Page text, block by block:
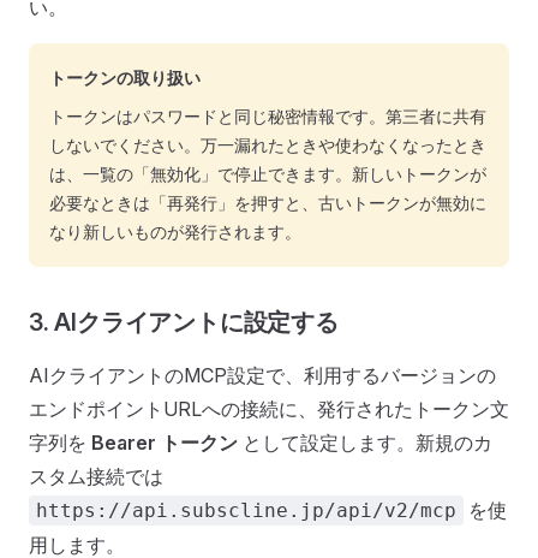
い。
トークンの取り扱い
トークンはパスワードと同じ秘密情報です。第三者に共有
しないでください。万一漏れたときや使わなくなったとき
は、一覧の「無効化」で停止できます。新しいトークンが
必要なときは「再発行」を押すと、古いトークンが無効に
なり新しいものが発行されます。
3. AIクライアントに設定する
AIクライアントのMCP設定で、利用するバージョンの
エンドポイントURLへの接続に、発行されたトークン文
字列を Bearer トークン として設定します。新規のカ
スタム接続では
https://api.subscline.jp/api/v2/mcp
を使
用します。